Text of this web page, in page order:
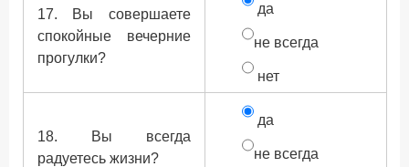
17. Вы совершаете
спокойные вечерние
прогулки?
да
не всегда
нет
18. Вы всегда
радуетесь жизни?
да
не всегда